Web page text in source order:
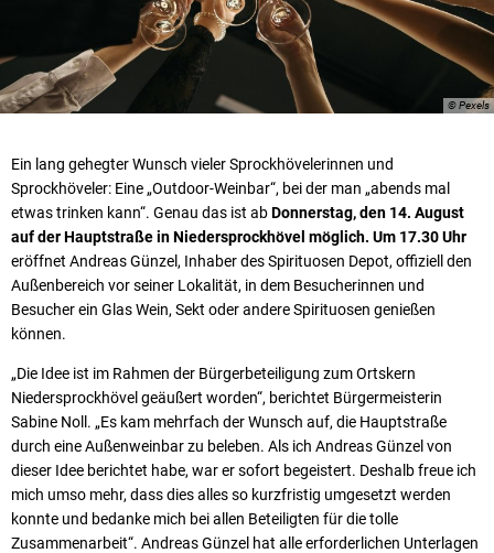
© Pexels
Ein lang gehegter Wunsch vieler Sprockhövelerinnen und
Sprockhöveler: Eine „Outdoor-Weinbar“, bei der man „abends mal
etwas trinken kann“. Genau das ist abDonnerstag, den 14. August
auf der Hauptstraße in Niedersprockhövel möglich. Um 17.30 Uhr
eröffnet Andreas Günzel, Inhaber des Spirituosen Depot, offiziell den
Außenbereich vor seiner Lokalität, in dem Besucherinnen und
Besucher ein Glas Wein, Sekt oder andere Spirituosen genießen
können.
„Die Idee ist im Rahmen der Bürgerbeteiligung zum Ortskern
Niedersprockhövel geäußert worden“, berichtet Bürgermeisterin
Sabine Noll. „Es kam mehrfach der Wunsch auf, die Hauptstraße
durch eine Außenweinbar zu beleben. Als ich Andreas Günzel von
dieser Idee berichtet habe, war er sofort begeistert. Deshalb freue ich
mich umso mehr, dass dies alles so kurzfristig umgesetzt werden
konnte und bedanke mich bei allen Beteiligten für die tolle
Zusammenarbeit“. Andreas Günzel hat alle erforderlichen Unterlagen